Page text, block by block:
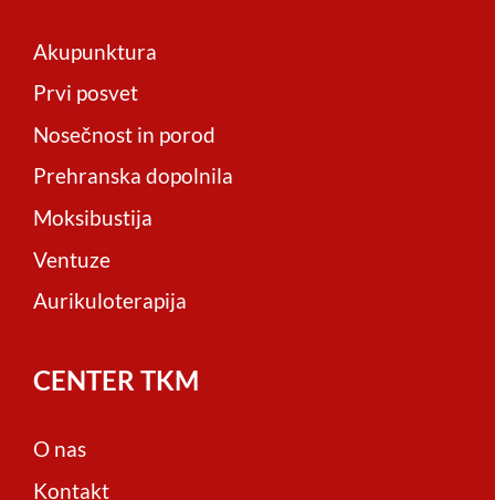
Akupunktura
Prvi posvet
Nosečnost in porod
Prehranska dopolnila
Moksibustija
Ventuze
Aurikuloterapija
CENTER TKM
O nas
Kontakt